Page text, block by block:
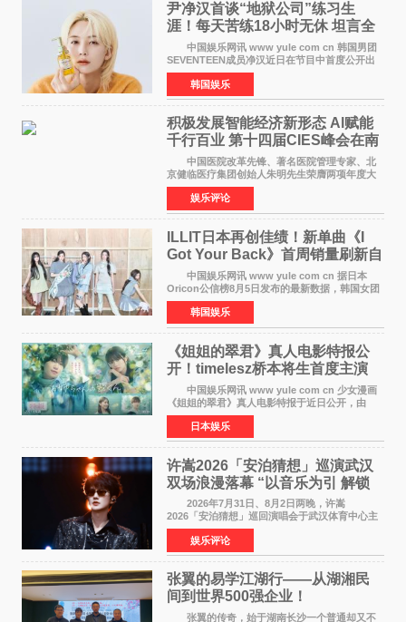
尹净汉首谈“地狱公司”练习生
涯！每天苦练18小时无休 坦言全
靠成员撑过来
中国娱乐网讯 www yule com cn 韩国男团
SEVENTEEN成员净汉近日在节目中首度公开出
道前的残酷练习生经历，并提及经纪公司Pledis
娱乐，引发广泛关注。 在8月2日播出的日本
TBS综艺节目《周
韩国娱乐
积极发展智能经济新形态 Al赋能
千行百业 第十四届CIES峰会在南
京盛大召开
中国医院改革先锋、著名医院管理专家、北
京健临医疗集团创始人朱明先生荣膺两项年度大
奖 2026年7月31日，盛夏金陵，长江之畔，
以重落地·真务实·强链接为主题的2026&lsquo;人
工智能+&rsquo
娱乐评论
ILLIT日本再创佳绩！新单曲《I
Got Your Back》首周销量刷新自
身纪录
中国娱乐网讯 www yule com cn 据日本
Oricon公信榜8月5日发布的最新数据，韩国女团
ILLIT在日本发行的第二张单曲《I Got Your
Back》首周销量达到71,009张，成功跻身最新一
期周单曲排行
韩国娱乐
《姐姐的翠君》真人电影特报公
开！timelesz桥本将生首度主演
12月4日上映
中国娱乐网讯 www yule com cn 少女漫画
《姐姐的翠君》真人电影特报于近日公开，由
timelesz成员桥本将生担任主演，这也是他首次
担任电影主演，引发高度关注。 女高中生咲
苗翠（中岛瑠菜
日本娱乐
许嵩2026「安泊猜想」巡演武汉
双场浪漫落幕 “以音乐为引 解锁
江城记忆”
2026年7月31日、8月2日两晚，许嵩
2026「安泊猜想」巡回演唱会于武汉体育中心主
体育场盛大开唱。许嵩与数万歌迷在此相聚，从
浪漫惬意的舞台设计到充满诚意与惊喜的现场互
动，共同开启了一场关于
娱乐评论
张翼的易学江湖行——从湖湘民
间到世界500强企业！
张翼的传奇，始于湖南长沙一个普通却又不